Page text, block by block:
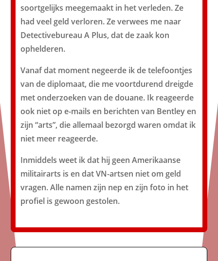
soortgelijks meegemaakt in het verleden. Ze
had veel geld verloren. Ze verwees me naar
Detectivebureau A Plus, dat de zaak kon
ophelderen.
Vanaf dat moment negeerde ik de telefoontjes
van de diplomaat, die me voortdurend dreigde
met onderzoeken van de douane. Ik reageerde
ook niet op e-mails en berichten van Bentley en
zijn “arts”, die allemaal bezorgd waren omdat ik
niet meer reageerde.
Inmiddels weet ik dat hij geen Amerikaanse
militairarts is en dat VN-artsen niet om geld
vragen. Alle namen zijn nep en zijn foto in het
profiel is gewoon gestolen.